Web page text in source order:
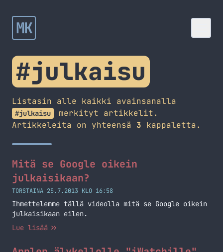
MK
#julkaisu
Listasin alle kaikki avainsanalla
#julkaisu
merkityt artikkelit.
Artikkeleita on yhteensä 3 kappaletta.
Mitä se Google oikein
julkaisikaan?
TORSTAINA 25.7.2013 KLO 16:58
Ihmettelemme tällä videolla mitä se Google oikein
julkaisikaan eilen.
Lue lisää